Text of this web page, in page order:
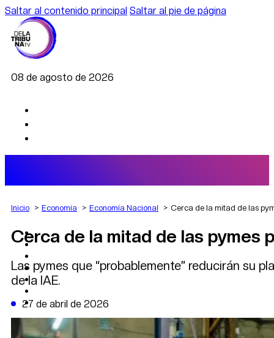
Saltar al contenido principal Saltar al pie de página
08 de agosto de 2026
AGRO
DEPORTES
POLÍTICA
CAMBIO CLIMÁTICO
DE LA TRIBUNA TV
Inicio Economía Economía Nacional Cerca de la mitad de las
Cerca de la mitad de las pymes
Las pymes que “probablemente” reducirán su
de la IAE.
27 de abril de 2026